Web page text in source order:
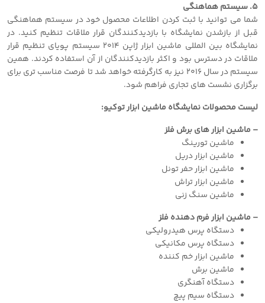
۵. سیستم هماهنگی
شما می توانید با ثبت کردن اطلاعات محصول خود در سیستم هماهنگی
قبل از بازشدن نمایشگاه با بازدیدکنندگان قرار ملاقات تنظیم کنید. در
نمایشگاه بین المللی ماشین ابزار ژاپن ۲۰۱۴ سیستم پویای تنظیم قرار
ملاقات در دسترس بود و اکثر بازدیدکنندگان از آن استفاده کردند. همین
سیستم در سال ۲۰۱۶ نیز به کارگرفته خواهد شد تا فرصت مناسب تری برای
برگزاری نشست های تجاری فراهم شود.
لیست محصولات نمایشگاه ماشین ابزار توکیو:
– ماشین ابزار های برش فلز
ماشین تورینگ
ماشین ابزار دریل
ماشین ابزار حفر تونل
ماشین ابزار تراش
ماشین سنگ زنی
– ماشین ابزار فرم دهنده فلز
دستگاه پرس هیدرولیکی
دستگاه پرس مکانیکی
ماشین ابزار خم کننده
ماشین برش
دستگاه آهنگری
دستگاه سیم پیچ